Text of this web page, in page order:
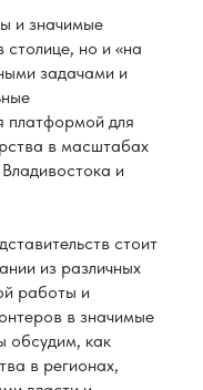
и
стоит
из различных
работы и
в значимые
обсудим, как
в регионах,
практики и
в
в каждом
настоящих